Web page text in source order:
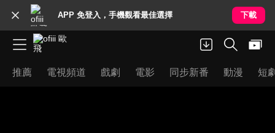
APP 免登入，手機觀看最佳選擇 下載
推薦 電視頻道 戲劇 電影 同步新番 動漫 短